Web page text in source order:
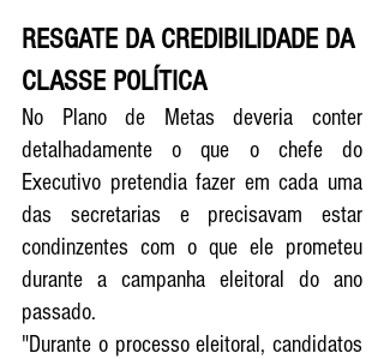
RESGATE DA CREDIBILIDADE DA
CLASSE POLÍTICA
No Plano de Metas deveria conter
detalhadamente o que o chefe do
Executivo pretendia fazer em cada uma
das secretarias e precisavam estar
condinzentes com o que ele prometeu
durante a campanha eleitoral do ano
passado.
"Durante o processo eleitoral, candidatos